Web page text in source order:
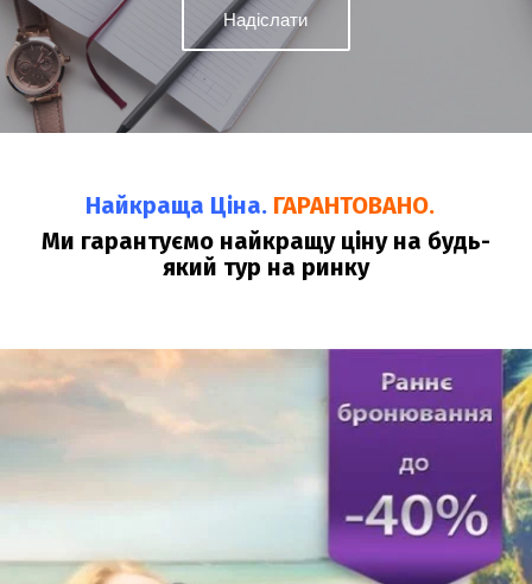
Найкраща Ціна. ГАРАНТОВАНО.
Ми гарантуємо найкращу ціну на будь-
який тур на ринку